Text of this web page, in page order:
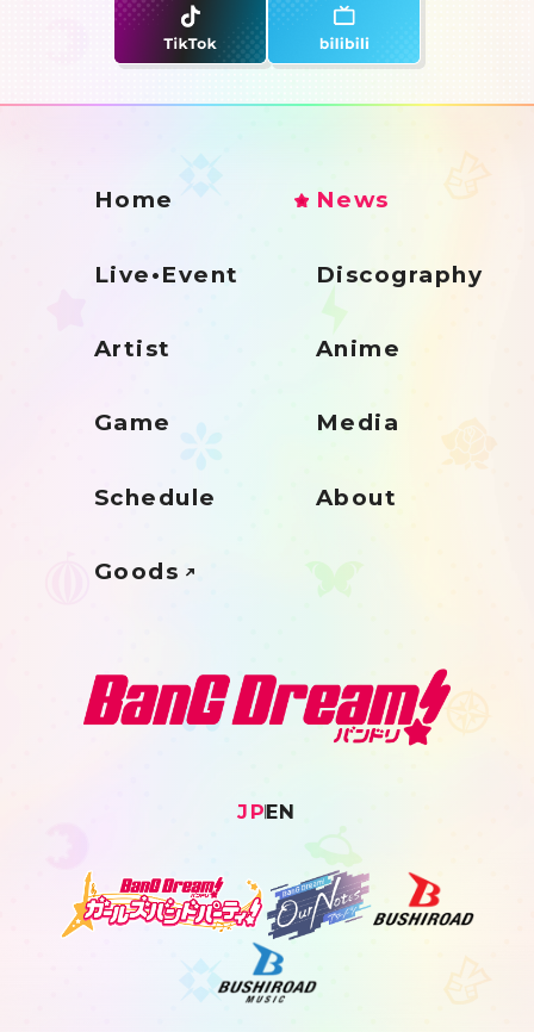
Home News
Live•Event Discography
Artist Anime
Game Media
Schedule About
Goods
JPEN